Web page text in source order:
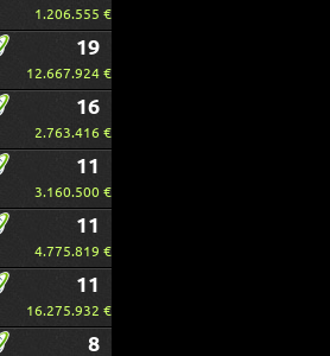
1.206.555 €
19
12.667.924 €
16
2.763.416 €
11
3.160.500 €
11
4.775.819 €
11
16.275.932 €
8